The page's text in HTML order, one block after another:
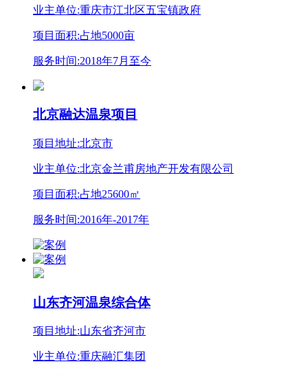
业主单位:重庆市江北区五宝镇政府
项目面积:占地5000亩
服务时间:2018年7月至今
北京融达温泉项目
项目地址:北京市
业主单位:北京金兰甫房地产开发有限公司
项目面积:占地25600㎡
服务时间:2016年-2017年
山东齐河温泉综合体
项目地址:山东省齐河市
业主单位:重庆融汇集团